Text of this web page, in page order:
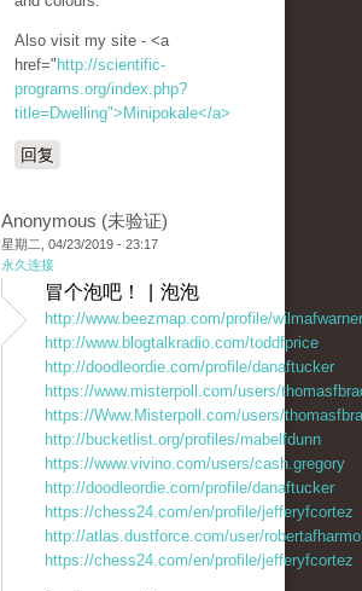
Also visit my site - <a
href=" http://scientific-
programs.org/index.php?
title=Dwelling">Minipokale</a>
回复
Anonymous (未验证)
星期二, 04/23/2019 - 23:17
永久连接
冒个泡吧！ | 泡泡
http://www.beezmap.com/profile/wilmafwarner
http://www.blogtalkradio.com/toddfprice
http://doodleordie.com/profile/danaftucker
https://www.misterpoll.com/users/
https://Www.Misterpoll.com/users/
http://bucketlist.org/profiles/mabelfdunn
https://www.vivino.com/users/cash.gregory
http://doodleordie.com/profile/danaftucker
https://chess24.com/en/profile/jefferyfcortez
http://atlas.dustforce.com/user/
https://chess24.com/en/profile/jefferyfcortez